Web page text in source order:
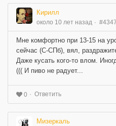
Кирилл
около 10 лет назад
Мне комфортно при 13-15 на
сейчас (С-СПб), вял,
Даже кусать кого-то влом.
((( И пиво не радует...
0 Ответить
Мизеркаль